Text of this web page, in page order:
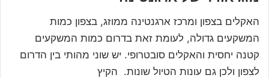
האקלים בצפון ומרכז ארגנטינה ממוזג, בצפון כמות
המשקעים גדולה, לעומת זאת בדרום כמות המשקעים
קטנה יחסית והאקלים סובטרופי. יש שוני מהותי בין הדרום
לצפון ולכן גם עונות הטיול שונות. הקיץ